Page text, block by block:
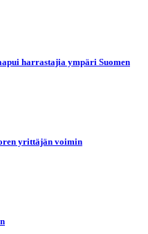
harrastajia ympäri Suomen
yrittäjän voimin